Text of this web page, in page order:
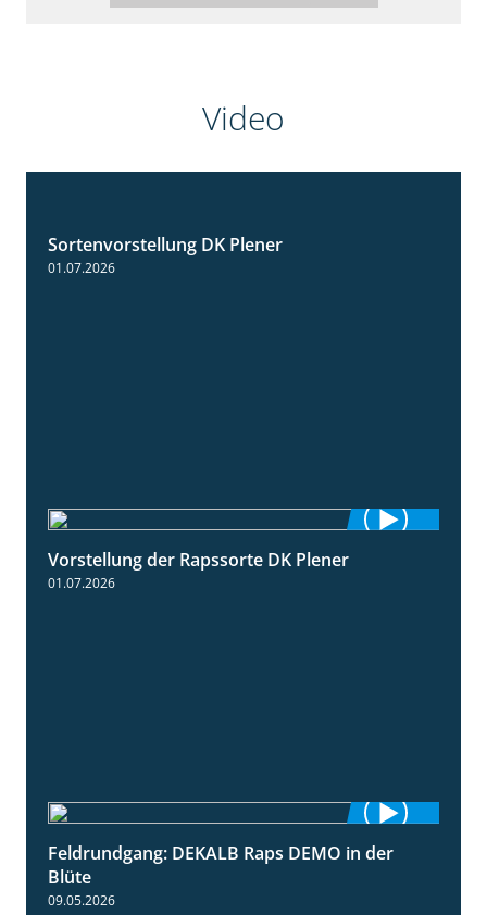
Video
Sortenvorstellung DK Plener
01.07.2026
Vorstellung der Rapssorte DK Plener
01.07.2026
2:37
Feldrundgang: DEKALB Raps DEMO in der
Blüte
09.05.2026